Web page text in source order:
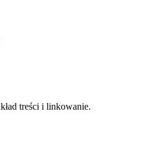
treści i linkowanie.